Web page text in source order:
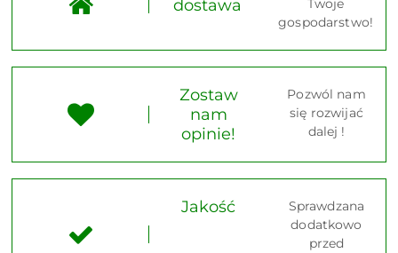
dostawa
Twoje
gospodarstwo!
Zostaw
nam
opinie!
Pozwól nam
się rozwijać
dalej !
Jakość
Sprawdzana
dodatkowo
przed